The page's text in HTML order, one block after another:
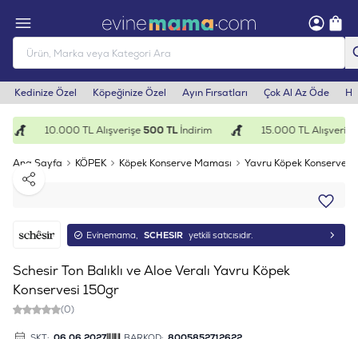
Kedinize Özel Köpeğinize Özel Ayın Fırsatları Çok Al Az Öde
10.000 TL Alışverişe500 TLİndirim 15.000 TL Alışverişe
Ana Sayfa KÖPEK Köpek Konserve Maması
Yavru Köpek Konservesi
Paylaş
Evinemama, SCHESIR yetkili satıcısıdır.
Schesir Ton Balıklı ve Aloe Veralı Yavru Köpek
Konservesi 150gr
(0)